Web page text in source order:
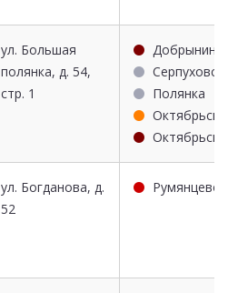
ул. Большая
полянка, д. 54,
стр. 1
Полянка
ул. Богданова, д.
52
Румянцево